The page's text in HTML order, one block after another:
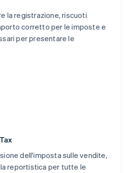
la registrazione, riscuoti
corretto per le imposte e
per presentare le
dell'imposta sulle vendite,
reportistica per tutte le
Cina